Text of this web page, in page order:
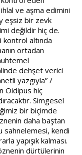
ihlal ve aşma edimini
eşsiz bir zevk
değildir hiç de.
kontrol altında
ortadan
dehşet verici
yazgıyla” /
Oidipus hiç
Simgesel
bir biçimde
daha baştan
sahnelemesi, kendi
yapışık kalması.
dürtülerinin